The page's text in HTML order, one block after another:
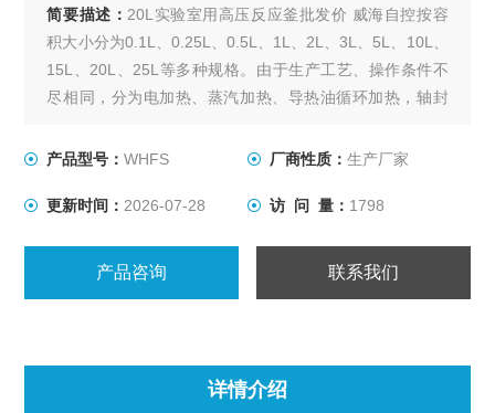
简要描述： 20L实验室用高压反应釜批发价 威海自控按容
积大小分为0.1L、0.25L、0.5L、1L、2L、3L、5L、10L、
15L、20L、25L等多种规格。由于生产工艺、操作条件不
尽相同，分为电加热、蒸汽加热、导热油循环加热，轴封
式、自吸式、框式。其他要求可根据用户要求设计、制
产品型号：WHFS 厂商性质： 生产厂家
更新时间： 2026-07-28 访 问 量： 1798
产品咨询 联系我们
详情介绍